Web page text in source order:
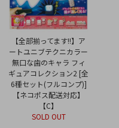
【全部揃ってます!!】ア
ートユニブテクニカラー
無口な歯のキャラ フィ
ギュアコレクション2 [全
6種セット(フルコンプ)]
【ネコポス配送対応】
【C】
SOLD OUT